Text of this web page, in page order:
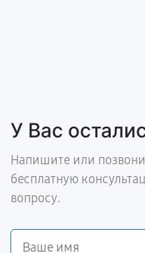
У Вас
Напишите или
бесплатную
вопросу.